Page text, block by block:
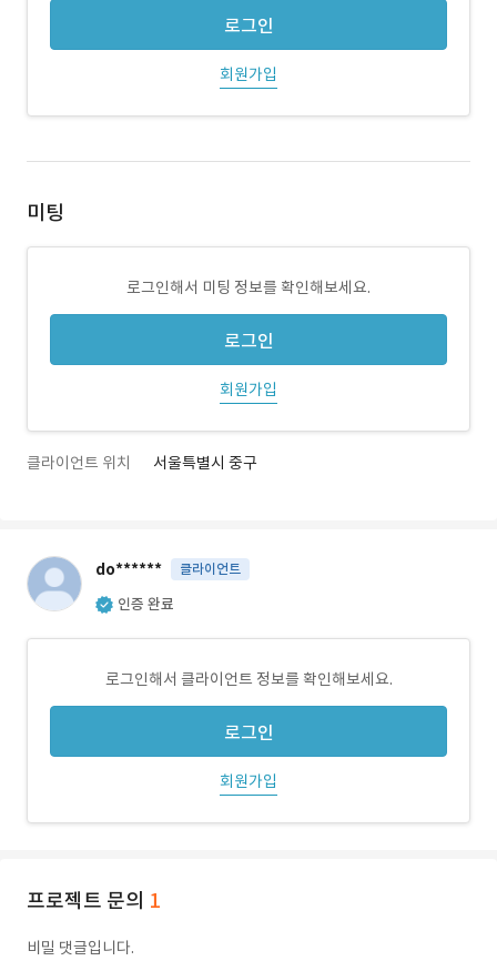
로그인
회원가입
미팅
로그인해서 미팅 정보를 확인해보세요.
로그인
회원가입
클라이언트 위치 서울특별시 중구
do****** 클라이언트
인증 완료
로그인해서 클라이언트 정보를 확인해보세요.
로그인
회원가입
프로젝트 문의 1
비밀 댓글입니다.